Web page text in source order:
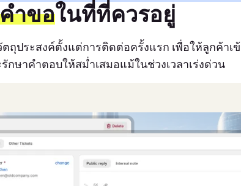
ำขอในที่ที่ควรอยู่
ถุประสงค์ตั้งแต่การติดต่อครั้งแรก เพื่อให้ลูกค้า
กษาคำตอบให้สม่ำเสมอแม้ในช่วงเวลาเร่งด่วน